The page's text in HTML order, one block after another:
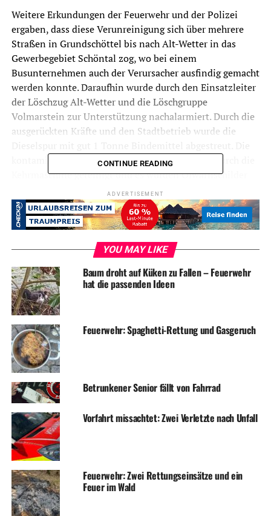
Weitere Erkundungen der Feuerwehr und der Polizei
ergaben, dass diese Verunreinigung sich über mehrere
Straßen in Grundschöttel bis nach Alt-Wetter in das
Gewerbegebiet Schöntal zog, wo bei einem
Busunternehmen auch der Verursacher ausfindig gemacht
werden konnte. Daraufhin wurde durch den Einsatzleiter
der Löschzug Alt-Wetter und die Löschgruppe
Volmarstein zur Unterstützung nachalarmiert. Durch die
ausgerückten Kräfte und den Stadtbetrieb wurde die
kontaminierten Straßen wurden anschließend durch die
Kehrmaschine gereinigt und es wurden Ölwarnschilder
aufgestellt. Da nicht auszuschließen war, dass Diesel in
die Kanalisation gelaufen war, wurde die Untere
Wasserbehörde durch die Rufbereitschaft vom
Ordnungsamt informiert.
Nachdem die kompletten Straßen gereinigt und die
Aufräumarbeiten erledigt waren, konnten die
Einsatzkräfte um 02.00 Uhr den Einsatz für beendet
erklären.
Symbolfoto / Archiv
RELATED TOPICS:
UP NEXT
Nach Unfall wird Geschädigter gesucht
DON'T MISS
Unfallverursacher haut ab – Polizei sucht Zeugen
CONTINUE READING
ADVERTISEMENT
YOU MAY LIKE
Baum droht auf Küken zu Fallen – Feuerwehr
hat die passenden Ideen
Feuerwehr: Spaghetti-Rettung und Gasgeruch
Betrunkener Senior fällt von Fahrrad
Vorfahrt missachtet: Zwei Verletzte nach Unfall
Feuerwehr: Zwei Rettungseinsätze und ein
Feuer im Wald